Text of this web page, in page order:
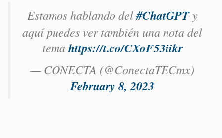
Estamos hablando del#ChatGPTy
aquí puedes ver también una nota del
temahttps://t.co/CXoF53iikr
— CONECTA (@ConectaTECmx)
February 8, 2023